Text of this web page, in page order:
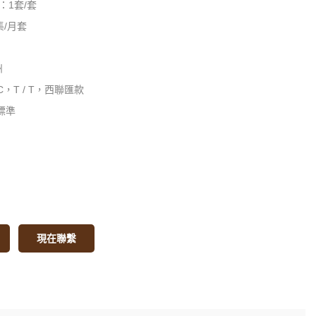
1套/套
/月套
，T / T，西聯匯款
準
現在聯繫